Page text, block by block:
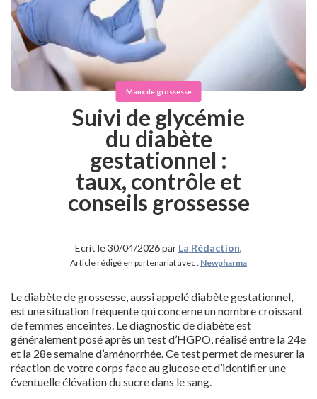
Maux de grossesse
Suivi de glycémie
du diabète
gestationnel :
taux, contrôle et
conseils grossesse
Ecrit le 30/04/2026 par La Rédaction,
Article rédigé en partenariat avec : Newpharma
Le diabète de grossesse, aussi appelé diabète gestationnel,
est une situation fréquente qui concerne un nombre croissant
de femmes enceintes. Le diagnostic de diabète est
généralement posé après un test d’HGPO, réalisé entre la 24e
et la 28e semaine d’aménorrhée. Ce test permet de mesurer la
réaction de votre corps face au glucose et d’identifier une
éventuelle élévation du sucre dans le sang.